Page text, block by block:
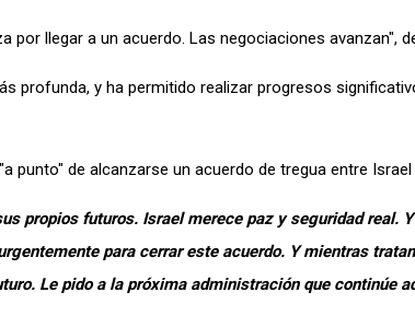
llegar a un acuerdo. Las negociaciones avanzan",
profunda, y ha permitido realizar progresos
punto" de alcanzarse un acuerdo de tregua entre Israel
propios futuros. Israel merece paz y seguridad real.
para cerrar este acuerdo. Y mientras
Le pido a la próxima administración que continúe